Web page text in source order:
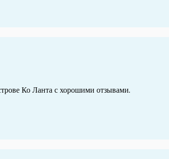
Ко Ланта с хорошими отзывами.